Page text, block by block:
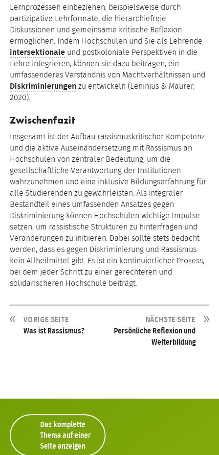
Lernprozessen einbeziehen, beispielsweise durch
partizipative Lehrformate, die hierarchiefreie
Diskussionen und gemeinsame kritische Reflexion
ermöglichen. Indem Hochschulen und Sie als Lehrende
intersektionale und postkoloniale Perspektiven in die
Lehre integrieren, können sie dazu beitragen, ein
umfassenderes Verständnis von Machtverhältnissen und
Diskriminierungen zu entwickeln (Leninius & Maurer,
2020).
Zwischenfazit
Insgesamt ist der Aufbau rassismuskritischer Kompetenz
und die aktive Auseinandersetzung mit Rassismus an
Hochschulen von zentraler Bedeutung, um die
gesellschaftliche Verantwortung der Institutionen
wahrzunehmen und eine inklusive Bildungserfahrung für
alle Studierenden zu gewährleisten. Als integraler
Bestandteil eines umfassenden Ansatzes gegen
Diskriminierung können Hochschulen wichtige Impulse
setzen, um rassistische Strukturen zu hinterfragen und
Veränderungen zu initiieren. Dabei sollte stets bedacht
werden, dass es gegen Diskriminierung und Rassismus
kein Allheilmittel gibt. Es ist ein kontinuierlicher Prozess,
bei dem jeder Schritt zu einer gerechteren und
solidarischeren Hochschule beiträgt.
VORIGE SEITE
Was ist Rassismus?
NÄCHSTE SEITE
Persönliche Reflexion und
Weiterbildung
Das komplette
Thema auf einer
Seite anzeigen